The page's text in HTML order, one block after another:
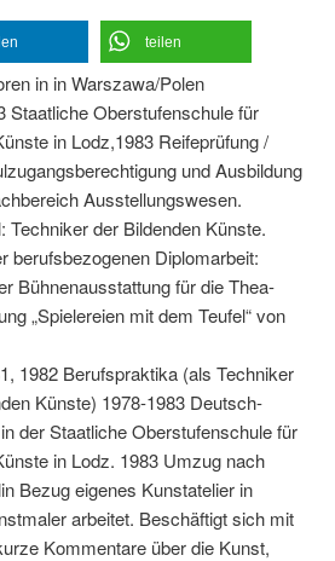
teilen
in in Warszawa/Polen
Staatliche Oberstufenschule für
in Lodz,1983 Reifeprüfung /
und Ausbildung
Ausstellungswesen.
Techniker der Bildenden Künste.
berufsbezogenen Diplomarbeit:
Bühnenausstattung für die Thea-
„Spielereien mit dem Teufel“ von
1982 Berufspraktika (als Techniker
Künste) 1978-1983 Deutsch-
der Staatliche Oberstufenschule für
in Lodz. 1983 Umzug nach
Bezug eigenes Kunstatelier in
arbeitet. Beschäftigt sich mit
Kommentare über die Kunst,